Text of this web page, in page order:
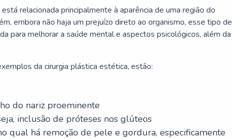
relacionada principalmente à aparência de uma região do
embora não haja um prejuízo direto ao organismo, esse tipo de
para melhorar a saúde mental e aspectos psicológicos, além da
da cirurgia plástica estética, estão:
do nariz proeminente
inclusão de próteses nos glúteos
qual há remoção de pele e gordura, especificamente